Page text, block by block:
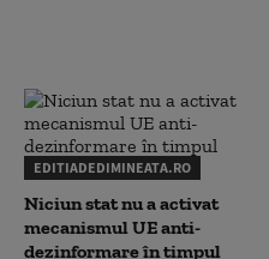
EDITIADEDIMINEATA.RO
Niciun stat nu a activat
mecanismul UE anti-
dezinformare în timpul